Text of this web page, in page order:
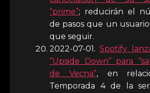
“prime”; reducirán el
de pasos que un
que seguir.
2022-07-01.Spotify
“Upside Down” para
de Vecna”, en
Temporada 4 de la